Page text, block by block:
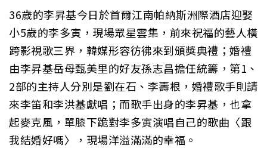
36歲的李昇基今日於首爾江南帕納斯洲際酒店迎娶
小5歲的李多寅，現場眾星雲集，前來祝福的藝人橫
跨影視歌三界，韓媒形容彷彿來到頒獎典禮；婚禮
由李昇基岳母甄美里的好友孫志昌擔任統籌，第1、
2部的主持人分別是劉在石、李壽根，婚禮歌手則請
來李笛和李洪基獻唱；而歌手出身的李昇基，也拿
起麥克風，單膝下跪對李多寅演唱自己的歌曲〈跟
我結婚好嗎〉，現場洋溢滿滿的幸福。